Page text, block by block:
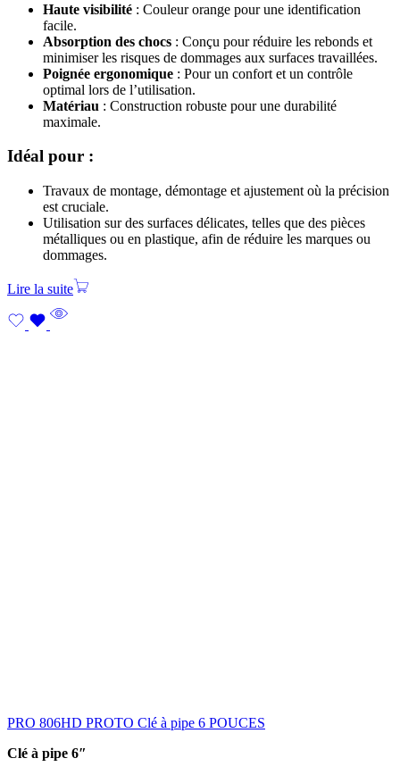
Haute visibilité : Couleur orange pour une identification
facile.
Absorption des chocs : Conçu pour réduire les rebonds et
minimiser les risques de dommages aux surfaces travaillées.
Poignée ergonomique : Pour un confort et un contrôle
optimal lors de l’utilisation.
Matériau : Construction robuste pour une durabilité
maximale.
Idéal pour :
Travaux de montage, démontage et ajustement où la précision
est cruciale.
Utilisation sur des surfaces délicates, telles que des pièces
métalliques ou en plastique, afin de réduire les marques ou
dommages.
Lire la suite
PRO 806HD PROTO Clé à pipe 6 POUCES
Clé à pipe 6″